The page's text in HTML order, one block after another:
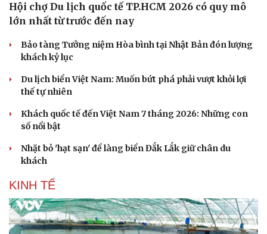
Hội chợ Du lịch quốc tế TP.HCM 2026 có quy mô
lớn nhất từ trước đến nay
Bảo tàng Tưởng niệm Hòa bình tại Nhật Bản đón lượng
khách kỷ lục
Du lịch biển Việt Nam: Muốn bứt phá phải vượt khỏi lợi
thế tự nhiên
Khách quốc tế đến Việt Nam 7 tháng 2026: Những con
số nổi bật
Nhặt bỏ 'hạt sạn' để làng biển Đắk Lắk giữ chân du
khách
KINH TẾ